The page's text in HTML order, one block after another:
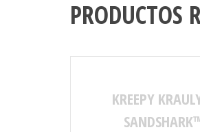
PRODUCTOS
KREEPY